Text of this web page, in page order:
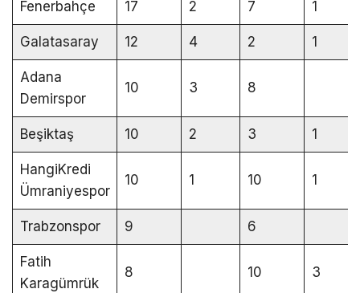
Fenerbahçe 17 2 7 1
Galatasaray 12 4 2 1
Adana
Demirspor
10 3 8
Beşiktaş 10 2 3 1
HangiKredi
Ümraniyespor
10 1 10 1
Trabzonspor 9 6
Fatih
Karagümrük
8 10 3